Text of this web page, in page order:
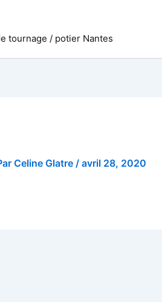
tournage / potier Nantes
Celine Glatre / avril 28, 2020